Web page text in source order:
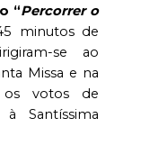
“Percorrer o
minutos de
se ao
Missa e na
os votos de
Santíssima